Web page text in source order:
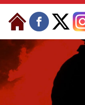
Μετάβαση στο